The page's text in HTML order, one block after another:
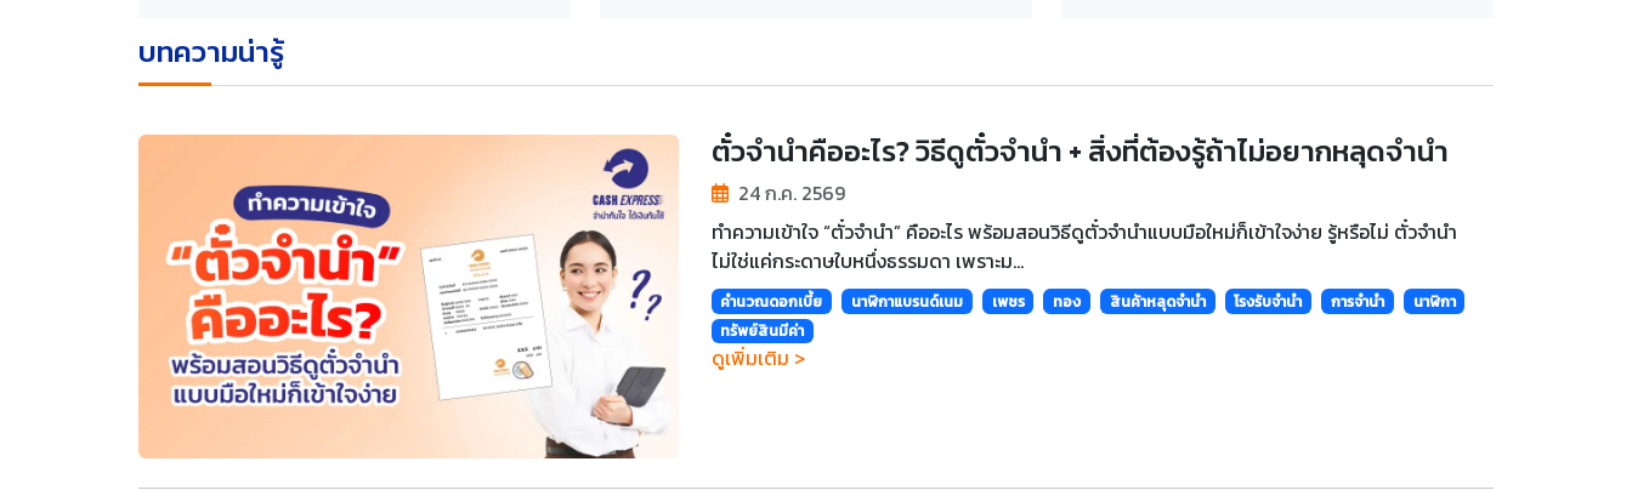
บทความน่ารู้
ตั๋วจำนำคืออะไร? วิธีดูตั๋วจำนำ + สิ่งที่ต้องรู้ถ้าไม่อยากหลุดจำนำ
24 ก.ค. 2569
ทำความเข้าใจ “ตั๋วจำนำ” คืออะไร พร้อมสอนวิธีดูตั๋วจำนำแบบมือใหม่ก็เข้าใจง่าย รู้หรือไม่ ตั๋วจำนำ
ไม่ใช่แค่กระดาษใบหนึ่งธรรมดา เพราะม...
คำนวณดอกเบี้ย นาฬิกาแบรนด์เนม เพชร ทอง สินค้าหลุดจำนำ โรงรับจำนำ การจำนำ
นาฬิกา
ทรัพย์สินมีค่า
ดูเพิ่มเติม >